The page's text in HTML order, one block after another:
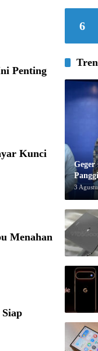
Penting
Kunci
Menahan
6
3